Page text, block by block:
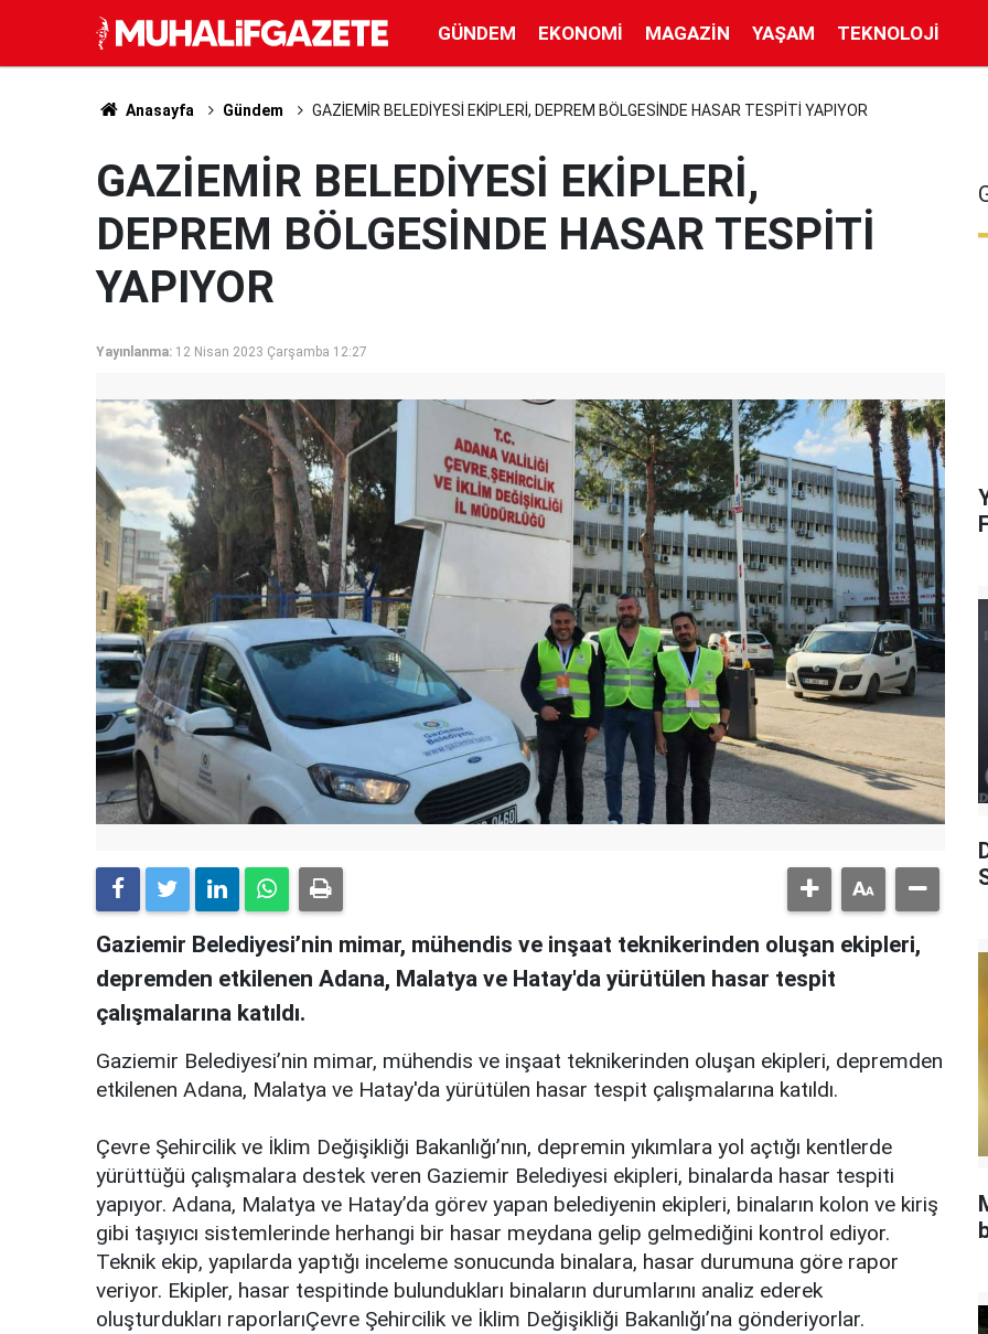
GÜNDEM EKONOMI MAGAZIN YAŞAM TEKNOLOJI
Anasayfa Gündem GAZİEMİR BELEDİYESİ EKİPLERİ, DEPREM BÖLGESİNDE HASAR TESPİTİ YAPIYOR
GAZİEMİR BELEDİYESİ EKİPLERİ,
DEPREM BÖLGESİNDE HASAR TESPİTİ
YAPIYOR
Yayınlanma: 12 Nisan 2023 Çarşamba 12:27
Gaziemir Belediyesi’nin mimar, mühendis ve inşaat teknikerinden oluşan ekipleri,
depremden etkilenen Adana, Malatya ve Hatay'da yürütülen hasar tespit
çalışmalarına katıldı.
Gaziemir Belediyesi’nin mimar, mühendis ve inşaat teknikerinden oluşan ekipleri, depremden
etkilenen Adana, Malatya ve Hatay'da yürütülen hasar tespit çalışmalarına katıldı.
Çevre Şehircilik ve İklim Değişikliği Bakanlığı’nın, depremin yıkımlara yol açtığı kentlerde
yürüttüğü çalışmalara destek veren Gaziemir Belediyesi ekipleri, binalarda hasar tespiti
yapıyor. Adana, Malatya ve Hatay’da görev yapan belediyenin ekipleri, binaların kolon ve kiriş
gibi taşıyıcı sistemlerinde herhangi bir hasar meydana gelip gelmediğini kontrol ediyor.
Teknik ekip, yapılarda yaptığı inceleme sonucunda binalara, hasar durumuna göre rapor
veriyor. Ekipler, hasar tespitinde bulundukları binaların durumlarını analiz ederek
oluşturdukları raporlarıÇevre Şehircilik ve İklim Değişikliği Bakanlığı’na gönderiyorlar.